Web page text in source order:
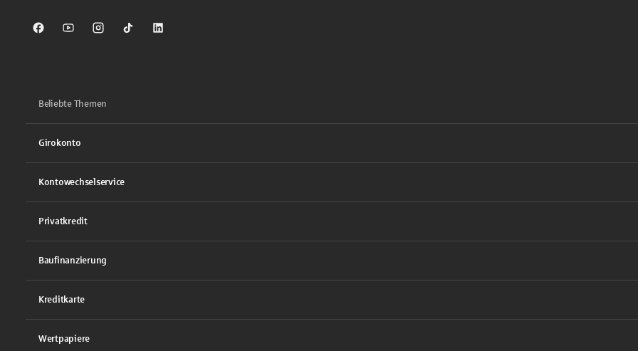
Sparkasse auf Facebook
Sparkasse auf Youtube
Sparkasse auf Instagram
Sparkasse auf TikTok
Sparkasse auf LinkedIn
Beliebte Themen
Girokonto
Kontowechselservice
Privatkredit
Baufinanzierung
Kreditkarte
Wertpapiere